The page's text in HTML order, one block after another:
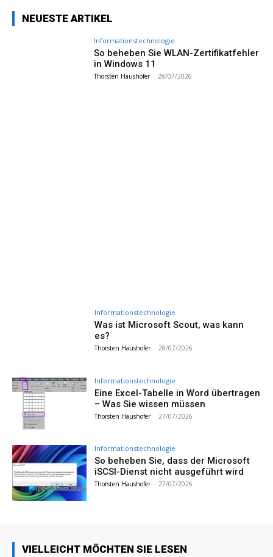
NEUESTE ARTIKEL
Informationstechnologie
So beheben Sie WLAN-Zertifikatfehler
in Windows 11
Thorsten Haushofer - 28/07/2026
Informationstechnologie
Was ist Microsoft Scout, was kann
es?
Thorsten Haushofer - 28/07/2026
Informationstechnologie
Eine Excel-Tabelle in Word übertragen
– Was Sie wissen müssen
Thorsten Haushofer - 27/07/2026
Informationstechnologie
So beheben Sie, dass der Microsoft
iSCSI-Dienst nicht ausgeführt wird
Thorsten Haushofer - 27/07/2026
VIELLEICHT MÖCHTEN SIE LESEN